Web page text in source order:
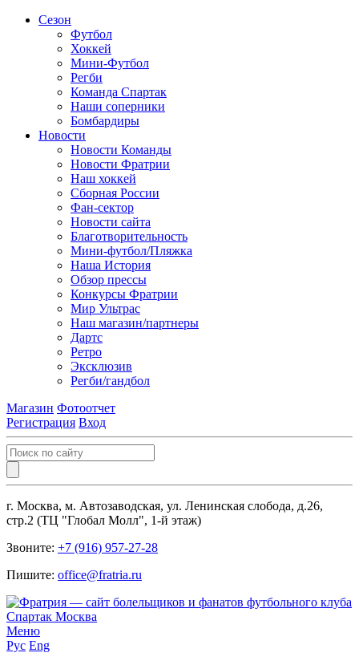
Сезон
Футбол
Хоккей
Мини-Футбол
Регби
Команда Спартак
Наши соперники
Бомбардиры
Новости
Новости Команды
Новости Фратрии
Наш хоккей
Сборная России
Фан-cектор
Новости сайта
Благотворительность
Мини-футбол/Пляжка
Наша История
Обзор прессы
Конкурсы Фратрии
Мир Ультрас
Наш магазин/партнеры
Дартс
Ретро
Эксклюзив
Регби/гандбол
Магазин Фотоотчет
Регистрация Вход
г. Москва, м. Автозаводская, ул. Ленинская слобода, д.26,
стр.2 (ТЦ "Глобал Молл", 1-й этаж)
Звоните: +7 (916) 957-27-28
Пишите: office@fratria.ru
Меню
Рус Eng